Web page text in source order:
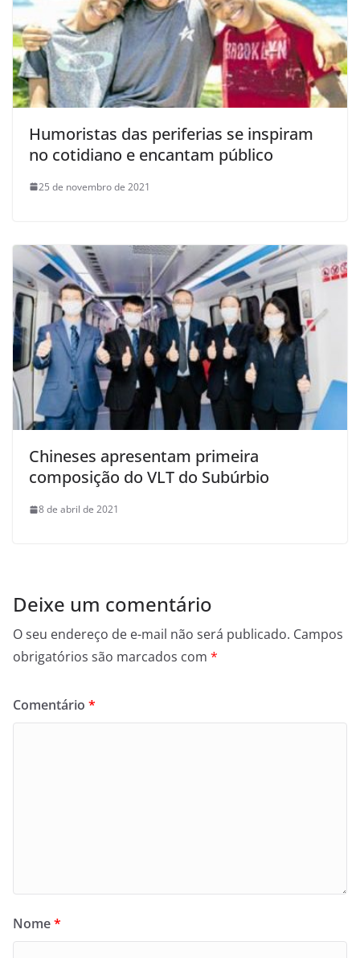
Humoristas das periferias se inspiram
no cotidiano e encantam público
25 de novembro de 2021
Chineses apresentam primeira
composição do VLT do Subúrbio
8 de abril de 2021
Deixe um comentário
O seu endereço de e-mail não será publicado. Campos
obrigatórios são marcados com *
Comentário *
Nome*